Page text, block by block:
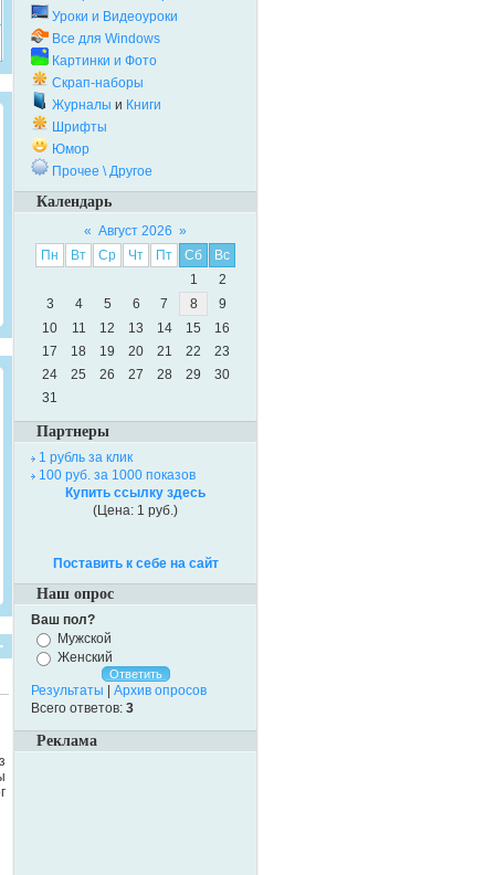
Уроки и Видеоуроки
Все для Windows
Картинки и Фото
Скрап-наборы
Журналы и Книги
Шрифты
Юмор
Прочее \ Другое
Календарь
« Август 2026 »
Пн
Вт Ср Чт Пт Сб
Вс
1
2
3
4 5 6 7 8
9
10
11 12 13 14 15
16
17
18 19 20 21 22
23
24
25 26 27 28 29
30
31
Партнеры
1 рубль за клик
100 руб. за 1000 показов
Купить ссылку здесь
(Цена: 1 руб.)
Поставить к себе на сайт
Наш опрос
Ваш пол?
Мужской
Женский
Результаты | Архив опросов
Всего ответов: 3
Реклама